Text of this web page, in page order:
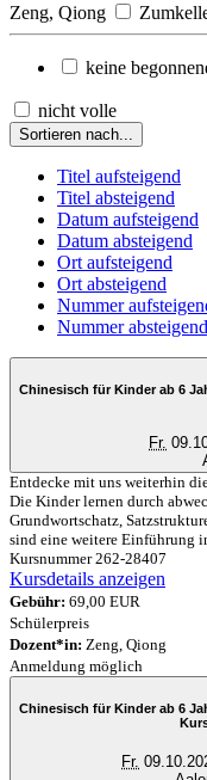
Zeng, Qiong
keine
nicht volle
Sortieren nach...
Titel aufsteigend
Titel absteigend
Datum aufsteigend
Datum absteigend
Ort aufsteigend
Ort absteigend
Nummer
Nummer absteigend
Chinesisch für Kinder ab 6
Fr.
Entdecke mit uns weiterhin
Die Kinder lernen durch
Grundwortschatz,
sind eine weitere Einführung in
Kursnummer 262-28407
Kursdetails anzeigen
Gebühr: 69,00 EUR
Schülerpreis
Dozent*in: Zeng, Qiong
Anmeldung möglich
Chinesisch
Fr.